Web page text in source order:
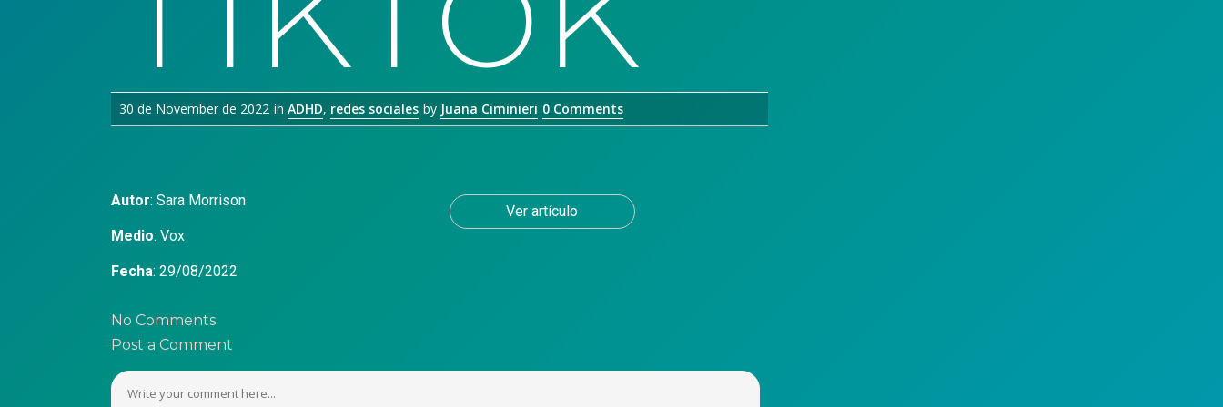
30 de November de 2022 in ADHD, redes sociales by Juana Ciminieri 0 Comments
Autor: Sara Morrison
Medio: Vox
Fecha: 29/08/2022
Ver artículo
No Comments
Post a Comment